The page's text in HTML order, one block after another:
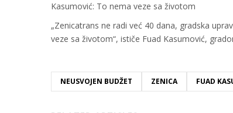
Kasumović: To nema veze sa životom
„Zenicatrans ne radi već 40 dana, gradska
veze sa životom“, ističe Fuad Kasumović,
NEUSVOJEN BUDŽET ZENICA FUAD